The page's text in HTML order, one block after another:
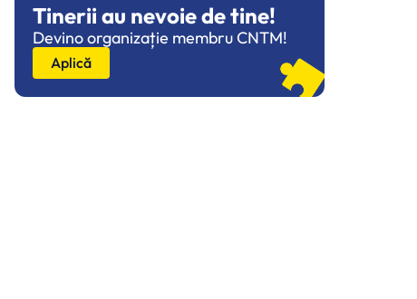
Tinerii au nevoie de tine!
Devino organizație membru CNTM!
Aplică